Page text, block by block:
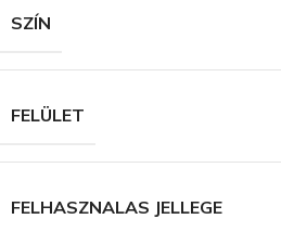
SZÍN
FELÜLET
FELHASZNALAS JELLEGE